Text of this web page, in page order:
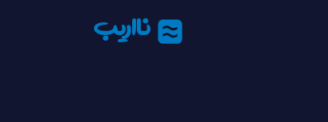
نااریب